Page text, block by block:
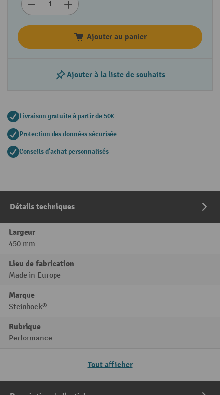
Ajouter au panier
Ajouter à la liste de souhaits
Livraison gratuite à partir de 50€
Protection des données sécurisée
Conseils d'achat personnalisés
Détails techniques
Largeur
450 mm
Lieu de fabrication
Made in Europe
Marque
Steinbock®
Rubrique
Performance
Tout afficher